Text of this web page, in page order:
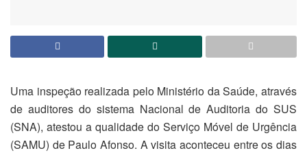
Uma inspeção realizada pelo Ministério da Saúde, através
de auditores do sistema Nacional de Auditoria do SUS
(SNA), atestou a qualidade do Serviço Móvel de Urgência
(SAMU) de Paulo Afonso. A visita aconteceu entre os dias